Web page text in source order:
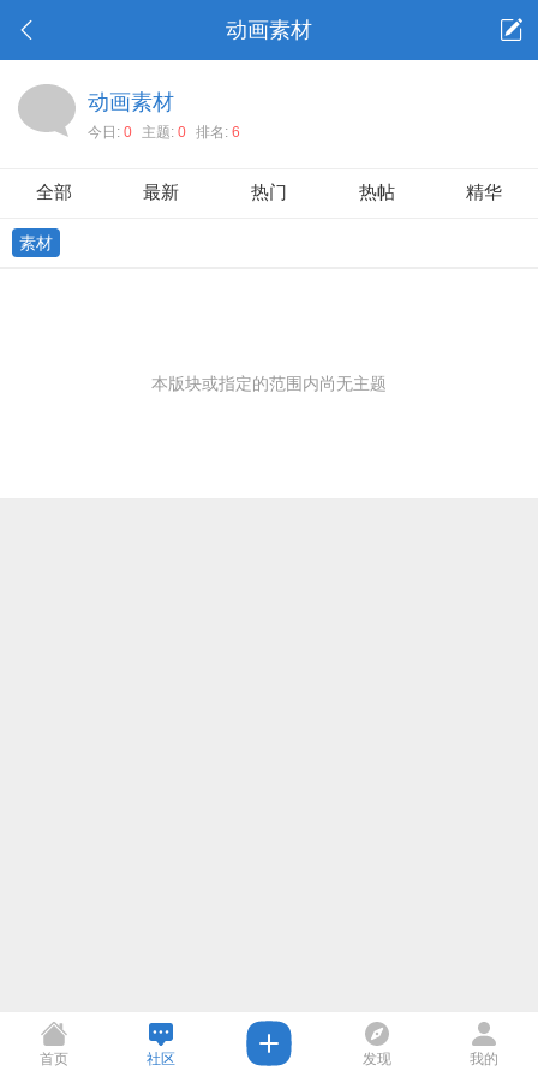
动画素材
动画素材
今日: 0 主题: 0 排名: 6
全部 最新 热门 热帖 精华
素材
本版块或指定的范围内尚无主题
首页 社区 发现 我的